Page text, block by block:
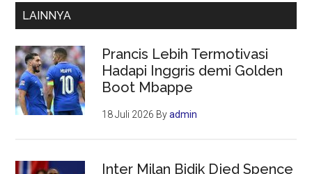
LAINNYA
Prancis Lebih Termotivasi
Hadapi Inggris demi Golden
Boot Mbappe
18 Juli 2026 Byadmin
Inter Milan Bidik Djed Spence